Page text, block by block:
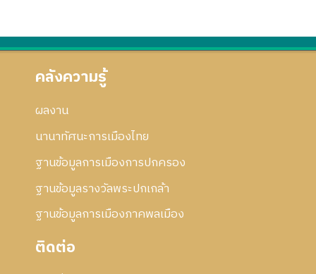
คลังความรู้
ผลงาน
นานาทัศนะการเมืองไทย
ฐานข้อมูลการเมืองการปกครอง
ฐานข้อมูลรางวัลพระปกเกล้า
ฐานข้อมูลการเมืองภาคพลเมือง
ติดต่อ